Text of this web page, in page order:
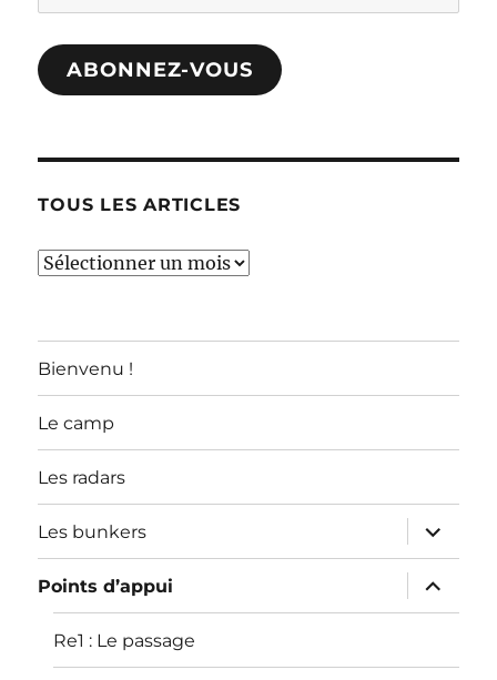
e-
mail
ABONNEZ-VOUS
TOUS LES ARTICLES
TOUS
Bienvenu !
Le camp
Les radars
Les bunkers
ouvrir
le
sous-
menu
Points d’appui
ouvrir
le
sous-
Re1 : Le passage